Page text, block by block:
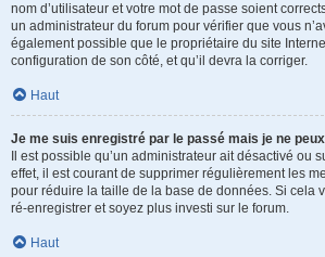
nom d’utilisateur et votre mot de passe soient
un administrateur du forum pour vérifier que vous
également possible que le propriétaire du site
configuration de son côté, et qu’il devra la corriger.
Haut
Je me suis enregistré par le passé mais je ne
Il est possible qu’un administrateur ait désactivé ou
effet, il est courant de supprimer régulièrement les
pour réduire la taille de la base de données. Si cela
ré-enregistrer et soyez plus investi sur le forum.
Haut